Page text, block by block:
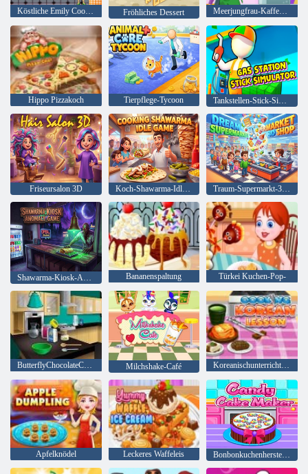
Köstliche Emily Cook & Go Fröhliches Dessert Meerjungfrau-Kaffee-Shop
Hippo Pizzakoch Tierpflege-Tycoon Tankstellen-Stick-Simulator
Friseursalon 3D Koch-Shawarma-Idle-Spiel Traum-Supermarkt-3D-Shop
Bananenspaltung Türkei Kuchen-Pop-
ButterflyChocolateCake: Kochen Mit Emma Milchshake-Café Koreanischunterricht kochen
Apfelknödel Leckeres Waffeleis Bonbonkuchenhersteller